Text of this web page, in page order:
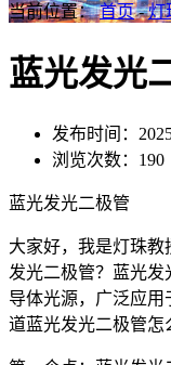
当前位置：首页-灯
蓝光发光
发布时间：
浏览次数：190
蓝光发光二极管
大家好，我是灯珠
发光二极管？蓝光
导体光源，广泛应用
道蓝光发光二极管怎